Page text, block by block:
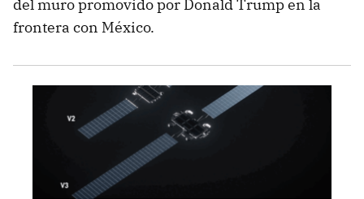
del muro promovido por Donald Trump en la
frontera con México.